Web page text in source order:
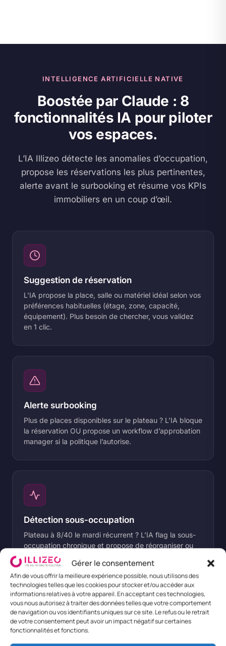
Gérer le consentement
Afin de vous offrir la meilleure expérience possible, nous utilisons des
technologies telles que les cookies pour stocker et/ou accéder aux
informations relatives à votre appareil. En acceptant ces technologies,
vous nous autorisez à traiter des données telles que votre comportement
de navigation ou vos identifiants uniques sur ce site. Le refus ou le retrait
de votre consentement peut avoir un impact négatif sur certaines
fonctionnalités et fonctions.
INTELLIGENCE ARTIFICIELLE NATIVE
Boostée par Claude : 8
fonctionnalités IA pour piloter
vos espaces.
L’IA Illizeo détecte les anomalies d’occupation,
propose les réservations les plus pertinentes,
alerte avant le surbooking et résume vos KPIs
immobiliers en un coup d’œil.
Suggestion de réservation
L’IA propose la place, salle ou matériel idéal selon vos
préférences habituelles (étage, zone, capacité,
équipement). Plus besoin de chercher, vous validez
en 1 clic.
Alerte surbooking
Plus de places disponibles sur le plateau ? L’IA bloque
la réservation OU propose un workflow d’approbation
manager si la politique l’autorise.
Détection sous-occupation
Plateau à 8/40 le mardi récurrent ? L’IA flag la sous-
occupation chronique et propose de réorganiser ou
de sous-louer le tiers de l’espace.
Suivi quota télétravail